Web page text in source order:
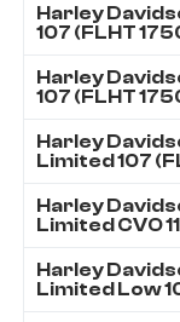
Harley
107 (FLHT
Harley
107 (FLHT
Harley
Limited 107
Harley
Limited CVO
Harley
Limited Low